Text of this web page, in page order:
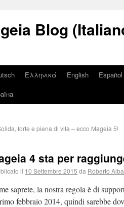
Blog
Ελληνικά English Español
forte e piena di vita – ecco Mageia 5!
4 sta per
il 10 Settembre 2015 da Roberto
saprete, la nostra regola è di
febbraio 2014, quindi sarebbe